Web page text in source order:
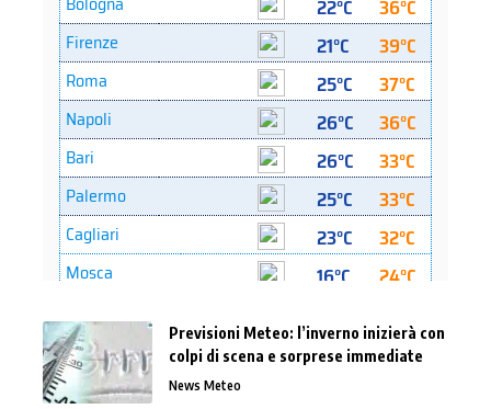
Previsioni Meteo: l’inverno inizierà con
colpi di scena e sorprese immediate
News Meteo